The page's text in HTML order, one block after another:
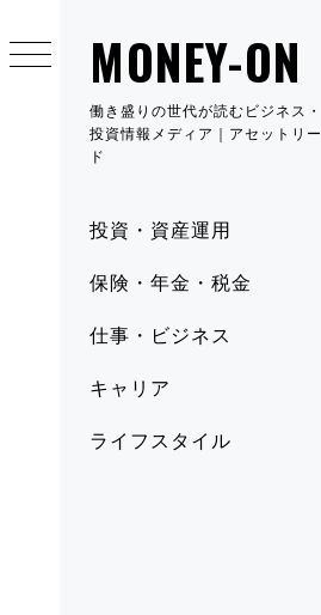
MONEY-ON
働き盛りの世代が読むビジネス・
投資情報メディア｜アセットリー
ド
投資・資産運用
保険・年金・税金
仕事・ビジネス
キャリア
ライフスタイル